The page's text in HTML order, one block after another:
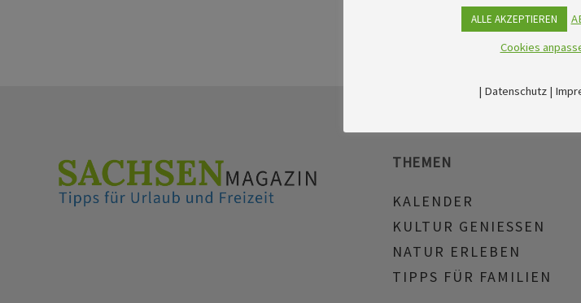
THEMEN
KALENDER
KULTUR GENIESSEN
NATUR ERLEBEN
TIPPS FÜR FAMILIEN
ALLE AKZEPTIEREN
Cookies
| Datenschutz|